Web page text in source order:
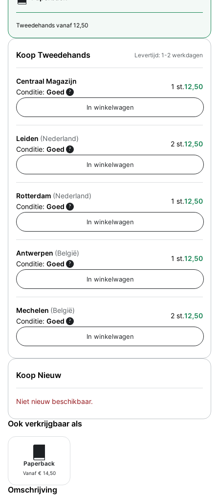
Tweedehands vanaf 12,50
Koop Tweedehands
Centraal Magazijn
Conditie: Goed ?
1 st.12,50
Leiden (Nederland)
Conditie: Goed ?
2 st.12,50
Rotterdam (Nederland)
Conditie: Goed ?
1 st.12,50
Antwerpen (België)
Conditie: Goed ?
1 st.12,50
Mechelen (België)
Conditie: Goed ?
2 st.12,50
Levertijd: 1-2 werkdagen
Koop Nieuw
Niet nieuw beschikbaar.
Ook verkrijgbaar als
Paperback
Vanaf € 14,50
Omschrijving